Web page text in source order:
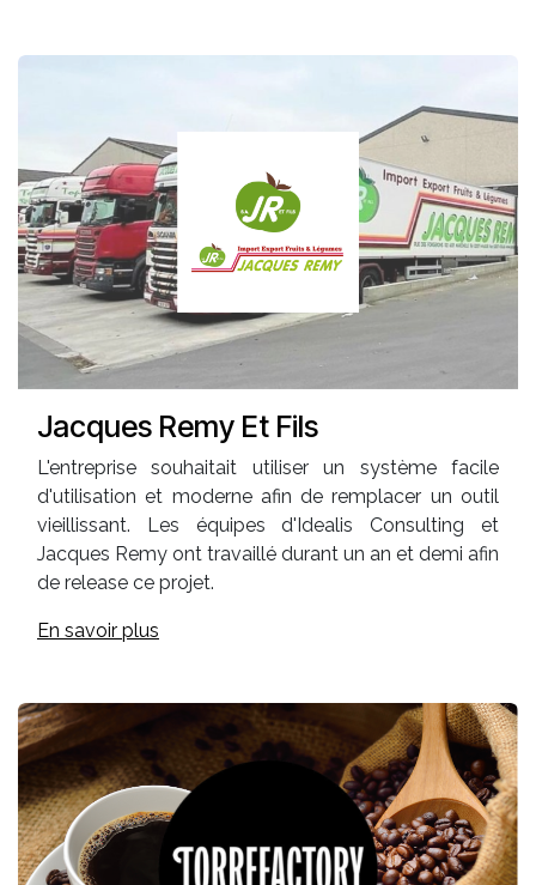
Jacques Remy Et Fils
L'entreprise souhaitait utiliser un système facile
d'utilisation et moderne afin de remplacer un outil
vieillissant. Les équipes d'Idealis Consulting et
Jacques Remy ont travaillé durant un an et demi afin
de release ce projet.
En savoir plus